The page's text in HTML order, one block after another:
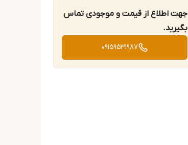
جهت اطلاع از قیمت و موجودی تماس
بگیرید.
09159531987